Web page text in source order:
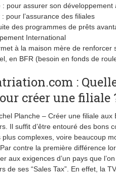
: pour assurer son développement
: pour l’assurance des filiales
des programmes de prêts
International
à la maison mère de renforcer
en BFR (besoin en fonds de
:
créer une filiale
Planche – Créer une filiale aux
Il suffit d’être entouré des bons
plus complexes, voire beaucoup
contre la première différence
aux exigences d’un pays que
de ses “Sales Tax”. En effet, la